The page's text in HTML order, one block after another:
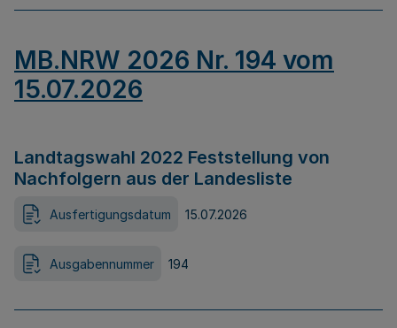
MB.NRW 2026 Nr. 194 vom
15.07.2026
Landtagswahl 2022 Feststellung von
Nachfolgern aus der Landesliste
Ausfertigungsdatum 15.07.2026
Ausgabennummer 194